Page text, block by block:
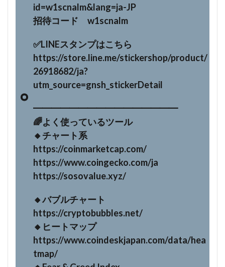
id=w1scnalm&lang=ja-JP
招待コード w1scnalm
✅LINEスタンプはこちら
https://store.line.me/stickershop/product/
26918682/ja?
utm_source=gnsh_stickerDetail
━━━━━━━━━━━━━━━━
🌈よく使っているツール
🔸チャート系
https://coinmarketcap.com/
https://www.coingecko.com/ja
https://sosovalue.xyz/
🔸バブルチャート
https://cryptobubbles.net/
🔸ヒートマップ
https://www.coindeskjapan.com/data/hea
tmap/